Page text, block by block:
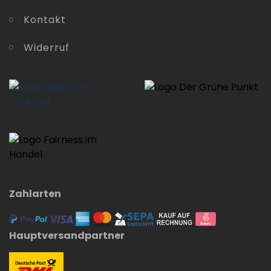
Kontakt
Widerruf
Zahlarten
Hauptversandpartner